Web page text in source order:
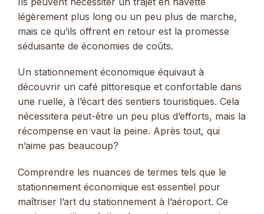
légèrement plus long ou un peu plus de marche,
mais ce qu’ils offrent en retour est la promesse
séduisante de économies de coûts.
Un stationnement économique équivaut à
découvrir un café pittoresque et confortable dans
une ruelle, à l’écart des sentiers touristiques. Cela
nécessitera peut-être un peu plus d’efforts, mais la
récompense en vaut la peine. Après tout, qui
n’aime pas beaucoup?
Comprendre les nuances de termes tels que le
stationnement économique est essentiel pour
maîtriser l’art du stationnement à l’aéroport. Ce